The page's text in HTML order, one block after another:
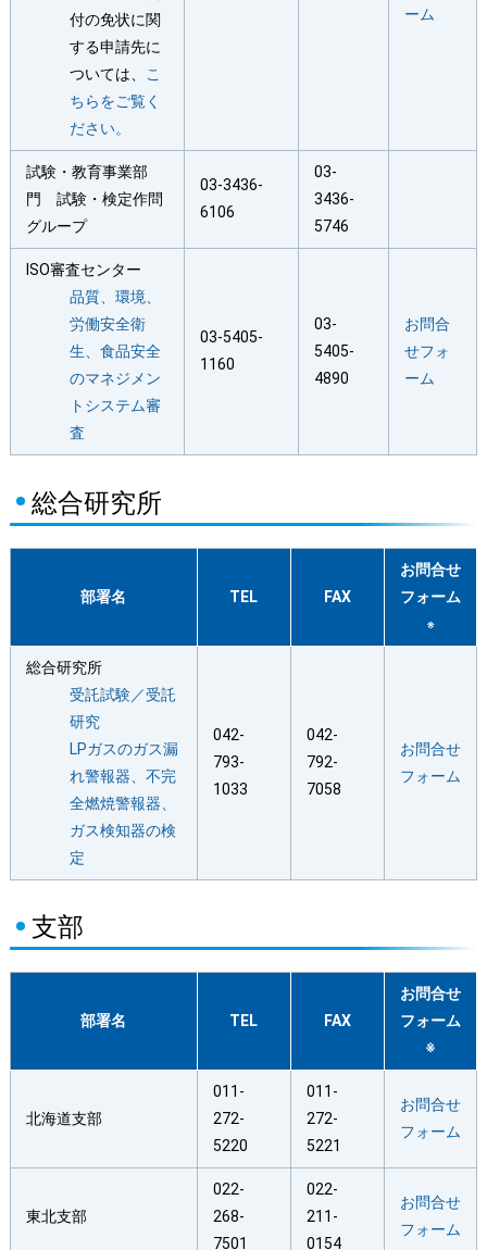
付の免状に関
する申請先に
ついては、
こ
ちらをご覧く
ださい。
ーム
試験・教育事業部
門 試験・検定作問
グループ
03-3436-
6106
03-
3436-
5746
ISO審査センター
品質、環境、
労働安全衛
生、食品安全
のマネジメン
トシステム審
査
03-5405-
1160
03-
5405-
4890
お問合
せフォ
ーム
総合研究所
部署名 TEL FAX
お問合せ
フォーム
※
総合研究所
受託試験／受託
研究
LPガスのガス漏
れ警報器、不完
全燃焼警報器、
ガス検知器の検
定
042-
793-
1033
042-
792-
7058
お問合せ
フォーム
支部
部署名 TEL FAX
お問合せ
フォーム
※
北海道支部
011-
272-
5220
011-
272-
5221
お問合せ
フォーム
東北支部
022-
268-
7501
022-
211-
0154
お問合せ
フォーム